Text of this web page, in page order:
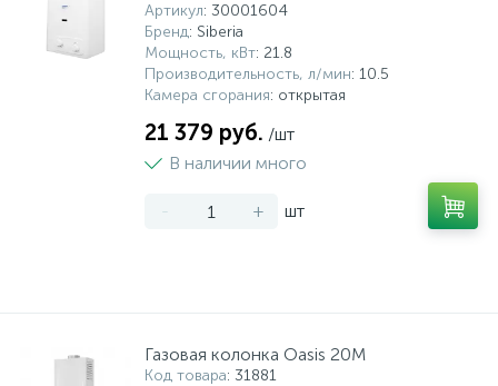
Артикул: 30001604
Бренд: Siberia
Мощность, кВт: 21.8
Производительность, л/мин: 10.5
Камера сгорания: открытая
21 379 руб. /шт
В наличии много
- + шт
Газовая колонка Oasis 20M
Код товара: 31881